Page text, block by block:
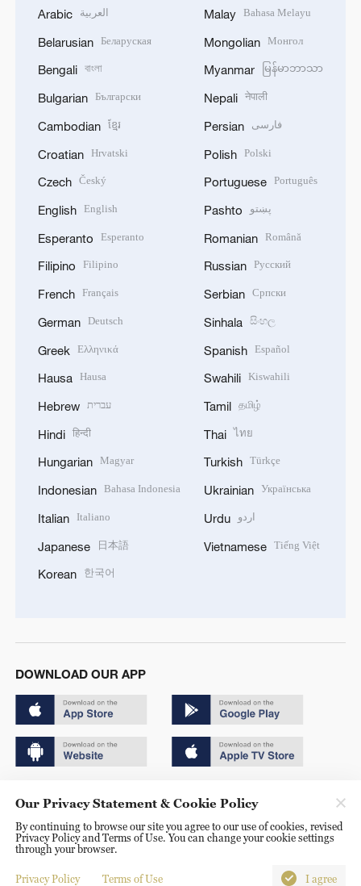
Arabic العربية
Belarusian Беларуская
Bengali বাংলা
Bulgarian Български
Cambodian ខ្មែរ
Croatian Hrvatski
Czech Český
English English
Esperanto Esperanto
Filipino Filipino
French Français
German Deutsch
Greek Ελληνικά
Hausa Hausa
Hebrew עברית
Hindi हिन्दी
Hungarian Magyar
Indonesian Bahasa Indonesia
Italian Italiano
Japanese 日本語
Korean 한국어
Malay Bahasa Melayu
Mongolian Монгол
Myanmar မြန်မာဘာသာ
Nepali नेपाली
Persian فارسی
Polish Polski
Portuguese Português
Pashto پښتو
Romanian Română
Russian Русский
Serbian Српски
Sinhala සිංහල
Spanish Español
Swahili Kiswahili
Tamil தமிழ்
Thai ไทย
Turkish Türkçe
Ukrainian Українська
Urdu اردو
Vietnamese Tiếng Việt
DOWNLOAD OUR APP
京ICP备20000184号
京公网安备 11010502050052号
Disinformation report hotline: 010-85061466
Our Privacy Statement & Cookie Policy
By continuing to browse our site you agree to our use of cookies, revised
Privacy Policy and Terms of Use. You can change your cookie settings
through your browser.
Privacy Policy Terms of Use I agree